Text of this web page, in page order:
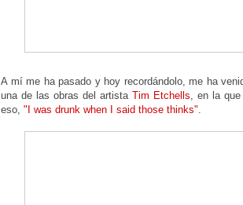
A mí me ha pasado y hoy recordándolo, me ha
una de las obras del artista Tim Etchells, en la
eso, "I was drunk when I said those thinks".